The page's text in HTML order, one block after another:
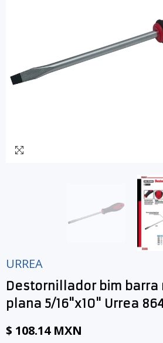
URREA
Destornillador bim barra
plana 5/16"x10" Urrea
$ 108.14 MXN